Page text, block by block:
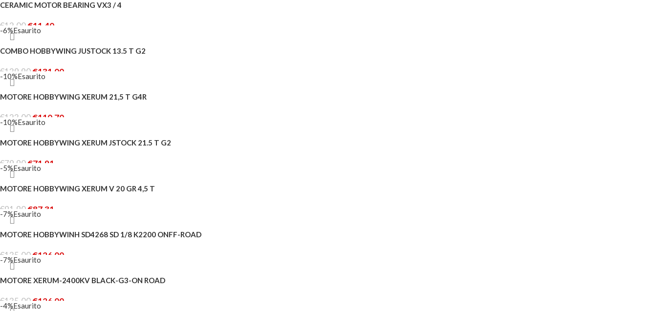
CERAMIC MOTOR BEARING VX3 / 4
€12.00€11.40
LEGGI TUTTO
-6%Esaurito
COMBO HOBBYWING JUSTOCK 13.5 T G2
€139.90€131.00
LEGGI TUTTO
-10%Esaurito
MOTORE HOBBYWING XERUM 21,5 T G4R
€123.00€110.70
LEGGI TUTTO
-10%Esaurito
MOTORE HOBBYWING XERUM JSTOCK 21.5 T G2
€79.90€71.91
LEGGI TUTTO
-5%Esaurito
MOTORE HOBBYWING XERUM V 20 GR 4,5 T
€91.90€87.31
LEGGI TUTTO
-7%Esaurito
MOTORE HOBBYWINH SD4268 SD 1/8 K2200 ONFF-ROAD
€135.00€126.00
LEGGI TUTTO
-7%Esaurito
MOTORE XERUM-2400KV BLACK-G3-ON ROAD
€135.00€126.00
-4%Esaurito